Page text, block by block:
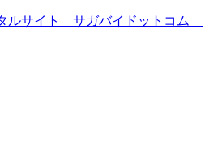
ルサイト サガバイドットコム